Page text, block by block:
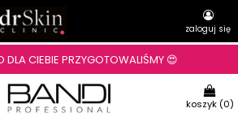
zaloguj się
DLA CIEBIE PRZYGOTOWALIŚMY 😍
koszyk (0)